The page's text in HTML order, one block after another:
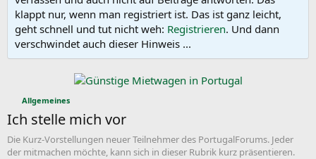
klappt nur, wenn man registriert ist. Das ist ganz leicht,
geht schnell und tut nicht weh: Registrieren. Und dann
verschwindet auch dieser Hinweis ...
Allgemeines
Ich stelle mich vor
Die Kurz-Vorstellungen neuer Teilnehmer des PortugalForums. Jeder
der mitmachen möchte, kann sich in dieser Rubrik kurz präsentieren.